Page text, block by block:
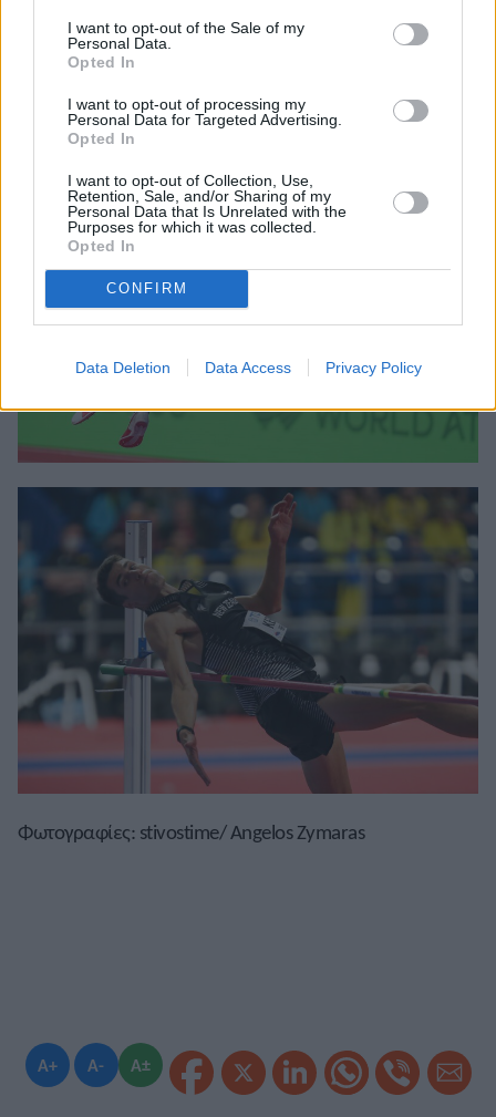
I want to opt-out of the Sale of my
Personal Data.
Opted In
I want to opt-out of processing my
Personal Data for Targeted Advertising.
Opted In
I want to opt-out of Collection, Use,
Retention, Sale, and/or Sharing of my
Personal Data that Is Unrelated with the
Purposes for which it was collected.
Opted In
CONFIRM
Data Deletion Data Access Privacy Policy
A+ A- A±
Φωτογραφίες: stivostime/ Angelos Zymaras